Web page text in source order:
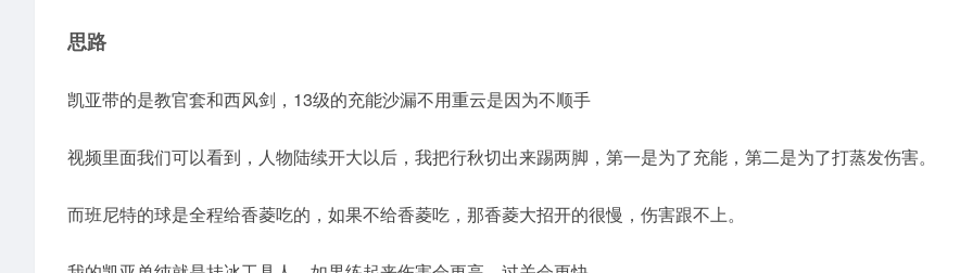
思路
凯亚带的是教官套和西风剑，13级的充能沙漏不用重云是因为不顺手
视频里面我们可以看到，人物陆续开大以后，我把行秋切出来踢两脚，第一是为了充能，第二是为了打蒸发伤害。
而班尼特的球是全程给香菱吃的，如果不给香菱吃，那香菱大招开的很慢，伤害跟不上。